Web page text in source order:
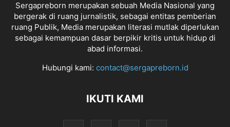
Sergapreborn merupakan sebuah Media Nasional yang
bergerak di ruang jurnalistik, sebagai entitas pemberian
ruang Publik, Media merupakan literasi mutlak diperlukan
sebagai kemampuan dasar berpikir kritis untuk hidup di
abad informasi.
Hubungi kami: contact@sergapreborn.id
IKUTI KAMI